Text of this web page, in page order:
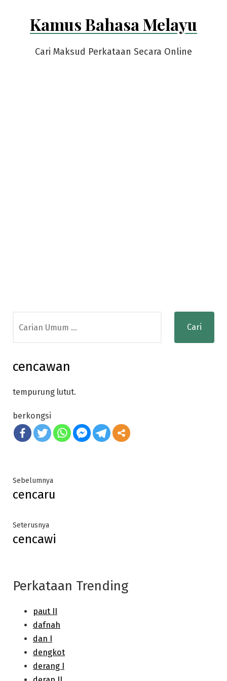
Kamus Bahasa Melayu
Cari Maksud Perkataan Secara Online
for:
cencawan
tempurung lutut.
berkongsi
Post
navigation
SebelumnyaPrevious
post:
cencaru
SeterusnyaNext
post:
cencawi
Perkataan Trending